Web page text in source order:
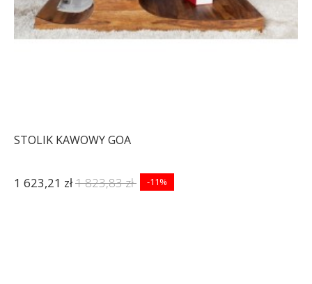
STOLIK KAWOWY GOA
1 623,21 zł1 823,83 zł -11%